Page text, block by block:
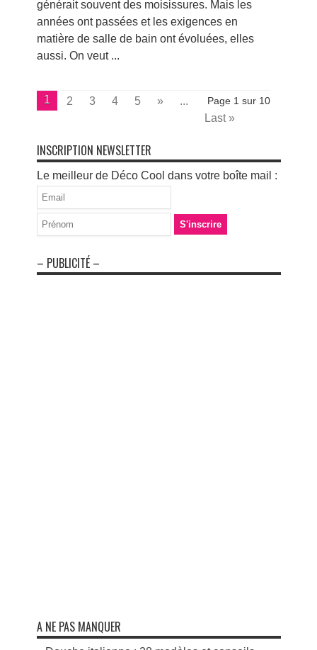
générait souvent des moisissures. Mais les
années ont passées et les exigences en
matière de salle de bain ont évoluées, elles
aussi. On veut ...
Page 1 sur 10
1 2 3 4 5 »
...
Last »
INSCRIPTION NEWSLETTER
Le meilleur de Déco Cool dans votre boîte mail :
– PUBLICITÉ –
A NE PAS MANQUER